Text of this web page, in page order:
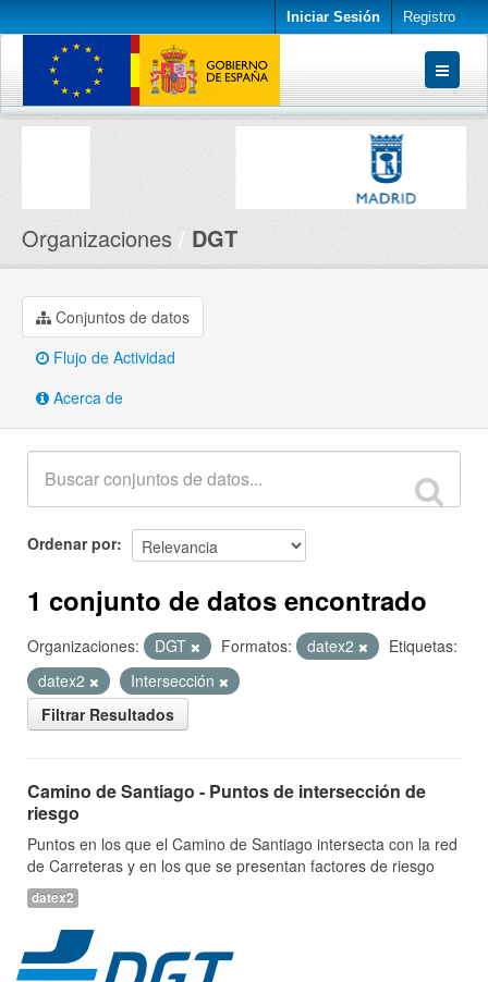
Iniciar Sesión Registro
Conjuntos de datos
Organizaciones DGT
Conjuntos de datos
Flujo de Actividad
Acerca de
Ordenar por
1 conjunto de datos encontrado
Organizaciones: DGT Formatos: datex2
Etiquetas:
datex2
Intersección
Filtrar Resultados
Camino de Santiago - Puntos de intersección de
riesgo
Puntos en los que el Camino de Santiago intersecta con la red
de Carreteras y en los que se presentan factores de riesgo
datex2